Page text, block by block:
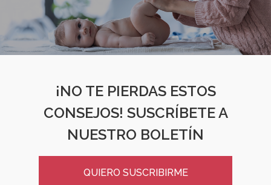
¡NO TE PIERDAS ESTOS
CONSEJOS! SUSCRÍBETE A
NUESTRO BOLETÍN
QUIERO SUSCRIBIRME